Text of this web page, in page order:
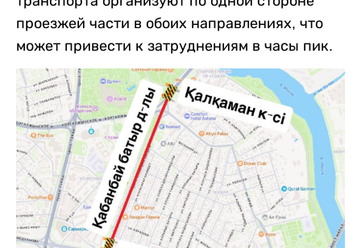
проезжей части в обоих направлениях, что
может привести к затруднениям в часы пик.